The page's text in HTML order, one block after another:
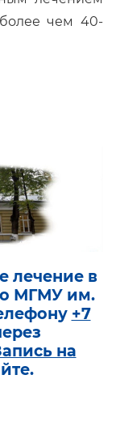
чем 40-
лечение в
МГМУ им.
+7
на